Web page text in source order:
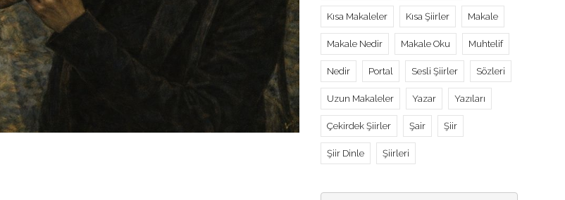
Kısa Makaleler Kısa Şiirler Makale
Makale Nedir Makale Oku Muhtelif
Nedir Portal Sesli Şiirler Sözleri
Uzun Makaleler Yazar Yazıları
Çekirdek Şiirler Şair Şiir
Şiir Dinle Şiirleri